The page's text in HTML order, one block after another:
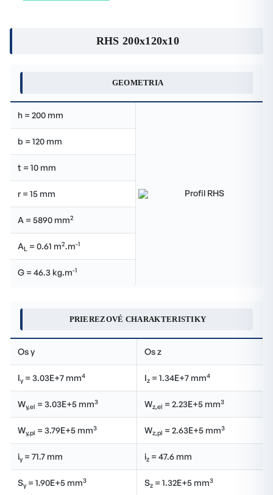
RHS 200x120x10
GEOMETRIA
h = 200 mm
b = 120 mm
t = 10 mm
r = 15 mm
A = 5890 mm2
AL = 0.61 m2.m-1
G = 46.3 kg.m-1
PRIEREZOVÉ CHARAKTERISTIKY
Os y Os z
Iy= 3.03E+7 mm4 Iz = 1.34E+7 mm4
Wy,el = 3.03E+5 mm3 Wz,el = 2.23E+5 mm3
Wy,pl = 3.79E+5 mm3 Wz,pl = 2.63E+5 mm3
iy= 71.7 mm iz = 47.6 mm
Sy= 1.90E+5 mm3 Sz = 1.32E+5 mm3